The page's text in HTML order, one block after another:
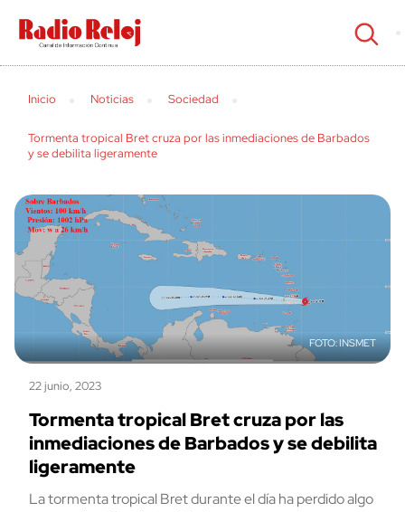
cerrar
Inicio Noticias Sociedad
Tormenta tropical Bret cruza por las inmediaciones de Barbados
y se debilita ligeramente
INSMET
22 junio, 2023
Tormenta tropical Bret cruza por las
inmediaciones de Barbados y se debilita
ligeramente
La tormenta tropical Bret durante el día ha perdido algo